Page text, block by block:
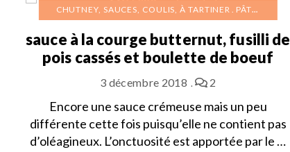
CHUTNEY, SAUCES, COULIS, À TARTINER PÂTES
sauce à la courge butternut, fusilli de
pois cassés et boulette de boeuf
3 décembre 2018 2
Encore une sauce crémeuse mais un peu
différente cette fois puisqu’elle ne contient pas
d’oléagineux. L’onctuosité est apportée par le …